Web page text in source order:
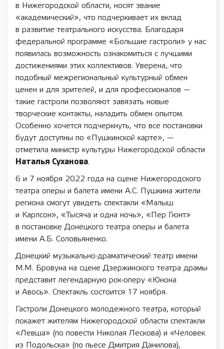
в Нижегородской области, носят звание
«академический», что подчеркивает их вклад
в развитие театрального искусства. Благодаря
федеральной программе «Большие гастроли» у нас
появилась возможность ознакомиться с лучшими
достижениями этих коллективов. Уверена, что
подобный межрегиональный культурный обмен
ценен и для зрителей, и для профессионалов —
такие гастроли позволяют завязать новые
творческие контакты, наладить обмен опытом.
Особенно хочется подчеркнуть, что все постановки
будут доступны по «Пушкинской карте», —
отметила министр культуры Нижегородской области
Наталья Суханова.
6 и 7 ноября 2022 года на сцене Нижегородского
театра оперы и балета имени А.С. Пушкина жители
региона смогут увидеть спектакли «Малыш
и Карлсон», «Тысяча и одна ночь», «Пер Гюнт»
в постановке Донецкого театра оперы и балета
имени А.Б. Соловьяненко.
Донецкий музыкально-драматический театр имени
М.М. Бровуна на сцене Дзержинского театра драмы
представит легендарную рок-оперу «Юнона
и Авось». Спектакль состоится 17 ноября.
Гастроли Донецкого молодежного театра, который
покажет жителям Нижегородской области спектакли
«Левша» (по повести Николая Лескова) и «Человек
из Подольска» (по пьесе Дмитрия Данилова),